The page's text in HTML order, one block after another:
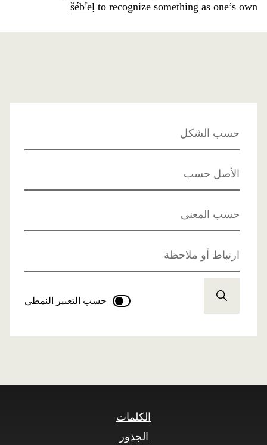
šébˁeḷ to recognize something as one’s own
حسب الشكل
الأصل حسب
حسب المعنى
ارتباط أو ملاحظة
حسب التعبير النمطي
الكلمات
الجذور